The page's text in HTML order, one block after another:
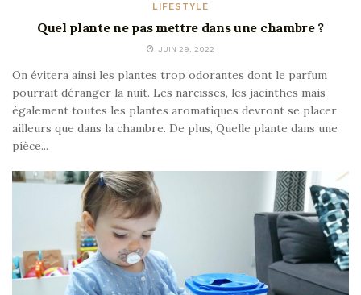
LIFESTYLE
Quel plante ne pas mettre dans une chambre ?
JUIN 29, 2022
On évitera ainsi les plantes trop odorantes dont le parfum
pourrait déranger la nuit. Les narcisses, les jacinthes mais
également toutes les plantes aromatiques devront se placer
ailleurs que dans la chambre. De plus, Quelle plante dans une
pièce...